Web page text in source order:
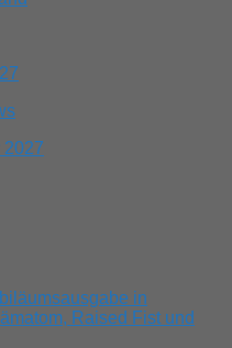
2027
in
Raised Fist und